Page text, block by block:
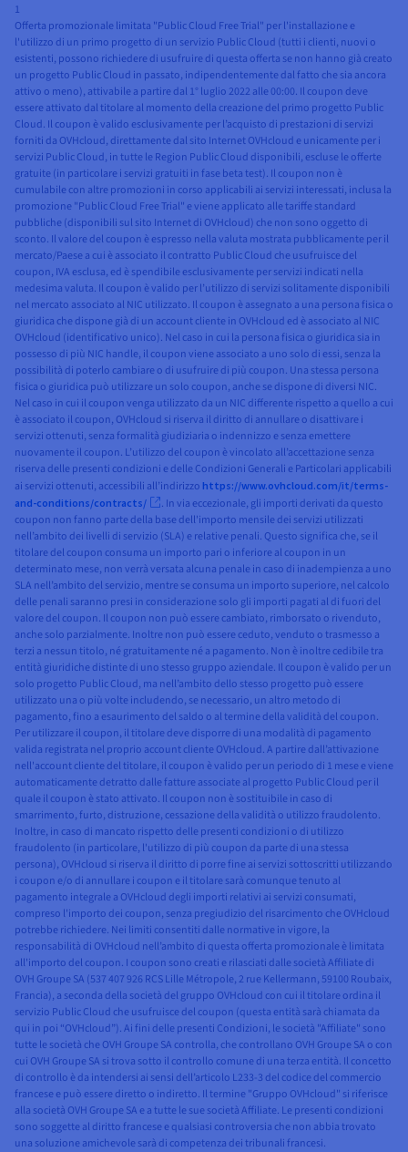
1
Offerta promozionale limitata "Public Cloud Free Trial" per l'installazione e
l'utilizzo di un primo progetto di un servizio Public Cloud (tutti i clienti, nuovi o
esistenti, possono richiedere di usufruire di questa offerta se non hanno già creato
un progetto Public Cloud in passato, indipendentemente dal fatto che sia ancora
attivo o meno), attivabile a partire dal 1° luglio 2022 alle 00:00. Il coupon deve
essere attivato dal titolare al momento della creazione del primo progetto Public
Cloud. Il coupon è valido esclusivamente per l’acquisto di prestazioni di servizi
forniti da OVHcloud, direttamente dal sito Internet OVHcloud e unicamente per i
servizi Public Cloud, in tutte le Region Public Cloud disponibili, escluse le offerte
gratuite (in particolare i servizi gratuiti in fase beta test). Il coupon non è
cumulabile con altre promozioni in corso applicabili ai servizi interessati, inclusa la
promozione "Public Cloud Free Trial" e viene applicato alle tariffe standard
pubbliche (disponibili sul sito Internet di OVHcloud) che non sono oggetto di
sconto. Il valore del coupon è espresso nella valuta mostrata pubblicamente per il
mercato/Paese a cui è associato il contratto Public Cloud che usufruisce del
coupon, IVA esclusa, ed è spendibile esclusivamente per servizi indicati nella
medesima valuta. Il coupon è valido per l’utilizzo di servizi solitamente disponibili
nel mercato associato al NIC utilizzato. Il coupon è assegnato a una persona fisica o
giuridica che dispone già di un account cliente in OVHcloud ed è associato al NIC
OVHcloud (identificativo unico). Nel caso in cui la persona fisica o giuridica sia in
possesso di più NIC handle, il coupon viene associato a uno solo di essi, senza la
possibilità di poterlo cambiare o di usufruire di più coupon. Una stessa persona
fisica o giuridica può utilizzare un solo coupon, anche se dispone di diversi NIC.
Nel caso in cui il coupon venga utilizzato da un NIC differente rispetto a quello a cui
è associato il coupon, OVHcloud si riserva il diritto di annullare o disattivare i
servizi ottenuti, senza formalità giudiziaria o indennizzo e senza emettere
nuovamente il coupon. L’utilizzo del coupon è vincolato all’accettazione senza
riserva delle presenti condizioni e delle Condizioni Generali e Particolari applicabili
ai servizi ottenuti, accessibili all’indirizzo https://www.ovhcloud.com/it/terms-
and-conditions/contracts/
. In via eccezionale, gli importi derivati da questo
coupon non fanno parte della base dell'importo mensile dei servizi utilizzati
nell’ambito dei livelli di servizio (SLA) e relative penali. Questo significa che, se il
titolare del coupon consuma un importo pari o inferiore al coupon in un
determinato mese, non verrà versata alcuna penale in caso di inadempienza a uno
SLA nell’ambito del servizio, mentre se consuma un importo superiore, nel calcolo
delle penali saranno presi in considerazione solo gli importi pagati al di fuori del
valore del coupon. Il coupon non può essere cambiato, rimborsato o rivenduto,
anche solo parzialmente. Inoltre non può essere ceduto, venduto o trasmesso a
terzi a nessun titolo, né gratuitamente né a pagamento. Non è inoltre cedibile tra
entità giuridiche distinte di uno stesso gruppo aziendale. Il coupon è valido per un
solo progetto Public Cloud, ma nell’ambito dello stesso progetto può essere
utilizzato una o più volte includendo, se necessario, un altro metodo di
pagamento, fino a esaurimento del saldo o al termine della validità del coupon.
Per utilizzare il coupon, il titolare deve disporre di una modalità di pagamento
valida registrata nel proprio account cliente OVHcloud. A partire dall’attivazione
nell'account cliente del titolare, il coupon è valido per un periodo di 1 mese e viene
automaticamente detratto dalle fatture associate al progetto Public Cloud per il
quale il coupon è stato attivato. Il coupon non è sostituibile in caso di
smarrimento, furto, distruzione, cessazione della validità o utilizzo fraudolento.
Inoltre, in caso di mancato rispetto delle presenti condizioni o di utilizzo
fraudolento (in particolare, l'utilizzo di più coupon da parte di una stessa
persona), OVHcloud si riserva il diritto di porre fine ai servizi sottoscritti utilizzando
i coupon e/o di annullare i coupon e il titolare sarà comunque tenuto al
pagamento integrale a OVHcloud degli importi relativi ai servizi consumati,
compreso l'importo dei coupon, senza pregiudizio del risarcimento che OVHcloud
potrebbe richiedere. Nei limiti consentiti dalle normative in vigore, la
responsabilità di OVHcloud nell’ambito di questa offerta promozionale è limitata
all'importo del coupon. I coupon sono creati e rilasciati dalle società Affiliate di
OVH Groupe SA (537 407 926 RCS Lille Métropole, 2 rue Kellermann, 59100 Roubaix,
Francia), a seconda della società del gruppo OVHcloud con cui il titolare ordina il
servizio Public Cloud che usufruisce del coupon (questa entità sarà chiamata da
qui in poi “OVHcloud”). Ai fini delle presenti Condizioni, le società "Affiliate" sono
tutte le società che OVH Groupe SA controlla, che controllano OVH Groupe SA o con
cui OVH Groupe SA si trova sotto il controllo comune di una terza entità. Il concetto
di controllo è da intendersi ai sensi dell’articolo L233-3 del codice del commercio
francese e può essere diretto o indiretto. Il termine "Gruppo OVHcloud" si riferisce
alla società OVH Groupe SA e a tutte le sue società Affiliate. Le presenti condizioni
sono soggette al diritto francese e qualsiasi controversia che non abbia trovato
una soluzione amichevole sarà di competenza dei tribunali francesi.